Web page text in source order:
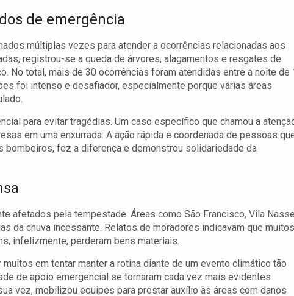
de emergência
múltiplas vezes para atender a ocorrências relacionadas aos
registrou-se a queda de árvores, alagamentos e resgates de
No total, mais de 30 ocorrências foram atendidas entre a noite de
foi intenso e desafiador, especialmente porque várias áreas
para evitar tragédias. Um caso específico que chamou a
em uma enxurrada. A ação rápida e coordenada de pessoas
bombeiros, fez a diferença e demonstrou solidariedade da
afetados pela tempestade. Áreas como São Francisco, Vila
da chuva incessante. Relatos de moradores indicavam que muitos
infelizmente, perderam bens materiais.
em tentar manter a rotina diante de um evento climático tão
de apoio emergencial se tornaram cada vez mais evidentes
vez, mobilizou equipes para prestar auxílio às áreas com danos